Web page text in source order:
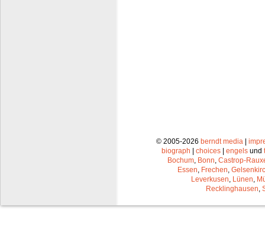
© 2005-2026 berndt media|
biograph
choices engels und
Bochum, Bonn, Castrop-
Essen, Frechen,
Leverkusen, Lünen,
Recklinghausen,